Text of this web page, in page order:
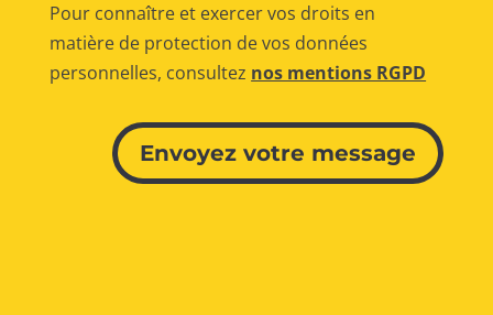
Pour connaître et exercer vos droits en
matière de protection de vos données
personnelles, consultez nos mentions RGPD
Envoyez votre message